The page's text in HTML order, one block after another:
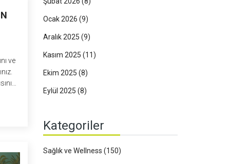
ve
Ocak 2026 (9)
Aralık 2025 (9)
Kasım 2025 (11)
Ekim 2025 (8)
Eylül 2025 (8)
Kategoriler
Sağlık ve Wellness (150)